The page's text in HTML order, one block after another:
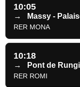
10:05
→ Massy -
RER MONA
10:18
→ Pont de
RER ROMI